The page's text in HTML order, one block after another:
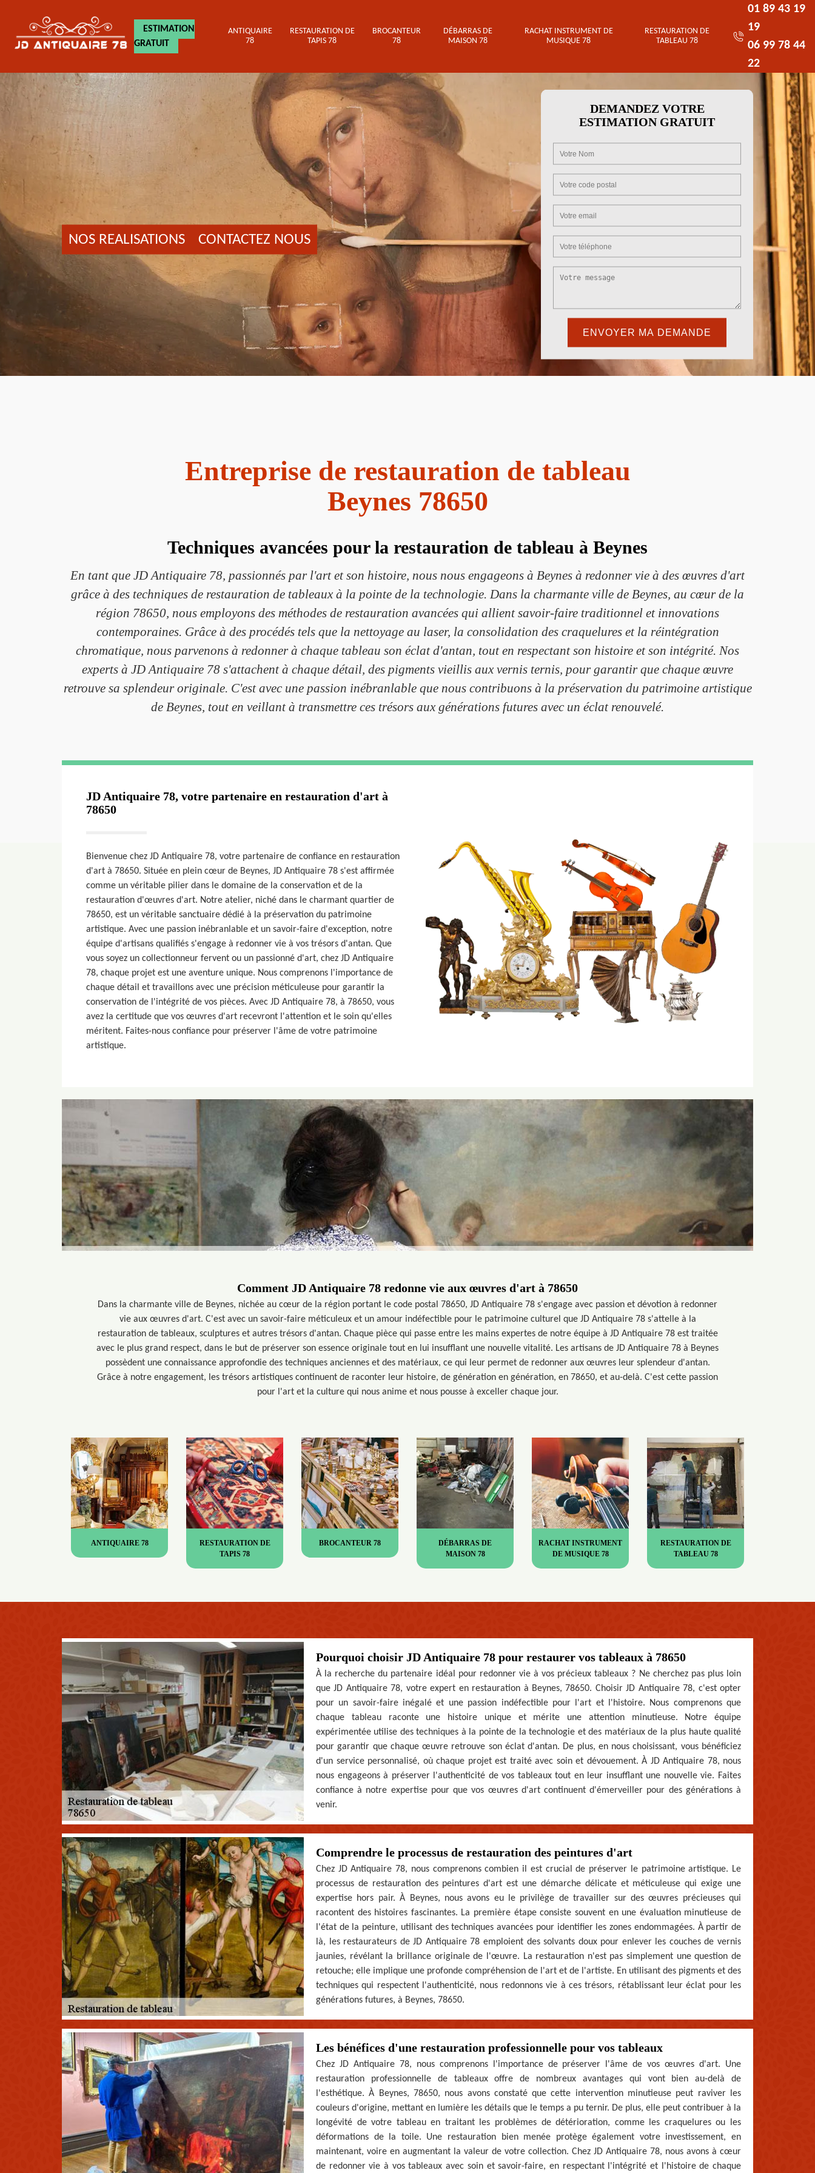
ESTIMATION
GRATUIT
ANTIQUAIRE
78
RESTAURATION DE
TAPIS 78
BROCANTEUR
78
DÉBARRAS DE
MAISON 78
RACHAT INSTRUMENT DE
MUSIQUE 78
RESTAURATION DE
TABLEAU 78
01 89 43 19
19
06 99 78 44
22
NOS REALISATIONS CONTACTEZ NOUS
DEMANDEZ VOTRE
ESTIMATION GRATUIT
Entreprise de restauration de tableau
Beynes 78650
Techniques avancées pour la restauration de tableau à Beynes
En tant que JD Antiquaire 78, passionnés par l'art et son histoire, nous nous engageons à Beynes à redonner vie à des œuvres d'art
grâce à des techniques de restauration de tableaux à la pointe de la technologie. Dans la charmante ville de Beynes, au cœur de la
région 78650, nous employons des méthodes de restauration avancées qui allient savoir-faire traditionnel et innovations
contemporaines. Grâce à des procédés tels que la nettoyage au laser, la consolidation des craquelures et la réintégration
chromatique, nous parvenons à redonner à chaque tableau son éclat d'antan, tout en respectant son histoire et son intégrité. Nos
experts à JD Antiquaire 78 s'attachent à chaque détail, des pigments vieillis aux vernis ternis, pour garantir que chaque œuvre
retrouve sa splendeur originale. C'est avec une passion inébranlable que nous contribuons à la préservation du patrimoine artistique
de Beynes, tout en veillant à transmettre ces trésors aux générations futures avec un éclat renouvelé.
JD Antiquaire 78, votre partenaire en restauration d'art à
78650
Bienvenue chez JD Antiquaire 78, votre partenaire de confiance en restauration
d'art à 78650. Située en plein cœur de Beynes, JD Antiquaire 78 s'est affirmée
comme un véritable pilier dans le domaine de la conservation et de la
restauration d'œuvres d'art. Notre atelier, niché dans le charmant quartier de
78650, est un véritable sanctuaire dédié à la préservation du patrimoine
artistique. Avec une passion inébranlable et un savoir-faire d'exception, notre
équipe d'artisans qualifiés s'engage à redonner vie à vos trésors d'antan. Que
vous soyez un collectionneur fervent ou un passionné d'art, chez JD Antiquaire
78, chaque projet est une aventure unique. Nous comprenons l'importance de
chaque détail et travaillons avec une précision méticuleuse pour garantir la
conservation de l'intégrité de vos pièces. Avec JD Antiquaire 78, à 78650, vous
avez la certitude que vos œuvres d'art recevront l'attention et le soin qu'elles
méritent. Faites-nous confiance pour préserver l'âme de votre patrimoine
artistique.
Comment JD Antiquaire 78 redonne vie aux œuvres d'art à 78650
Dans la charmante ville de Beynes, nichée au cœur de la région portant le code postal 78650, JD Antiquaire 78 s'engage avec passion et dévotion à redonner
vie aux œuvres d'art. C'est avec un savoir-faire méticuleux et un amour indéfectible pour le patrimoine culturel que JD Antiquaire 78 s'attelle à la
restauration de tableaux, sculptures et autres trésors d'antan. Chaque pièce qui passe entre les mains expertes de notre équipe à JD Antiquaire 78 est traitée
avec le plus grand respect, dans le but de préserver son essence originale tout en lui insufflant une nouvelle vitalité. Les artisans de JD Antiquaire 78 à Beynes
possèdent une connaissance approfondie des techniques anciennes et des matériaux, ce qui leur permet de redonner aux œuvres leur splendeur d'antan.
Grâce à notre engagement, les trésors artistiques continuent de raconter leur histoire, de génération en génération, en 78650, et au-delà. C'est cette passion
pour l'art et la culture qui nous anime et nous pousse à exceller chaque jour.
ANTIQUAIRE 78
RESTAURATION DE
TAPIS 78
BROCANTEUR 78
DÉBARRAS DE
MAISON 78
RACHAT INSTRUMENT
DE MUSIQUE 78
RESTAURATION DE
TABLEAU 78
Pourquoi choisir JD Antiquaire 78 pour restaurer vos tableaux à 78650
À la recherche du partenaire idéal pour redonner vie à vos précieux tableaux ? Ne cherchez pas plus loin
que JD Antiquaire 78, votre expert en restauration à Beynes, 78650. Choisir JD Antiquaire 78, c'est opter
pour un savoir-faire inégalé et une passion indéfectible pour l'art et l'histoire. Nous comprenons que
chaque tableau raconte une histoire unique et mérite une attention minutieuse. Notre équipe
expérimentée utilise des techniques à la pointe de la technologie et des matériaux de la plus haute qualité
pour garantir que chaque œuvre retrouve son éclat d'antan. De plus, en nous choisissant, vous bénéficiez
d'un service personnalisé, où chaque projet est traité avec soin et dévouement. À JD Antiquaire 78, nous
nous engageons à préserver l'authenticité de vos tableaux tout en leur insufflant une nouvelle vie. Faites
confiance à notre expertise pour que vos œuvres d'art continuent d'émerveiller pour des générations à
venir.
Comprendre le processus de restauration des peintures d'art
Chez JD Antiquaire 78, nous comprenons combien il est crucial de préserver le patrimoine artistique. Le
processus de restauration des peintures d'art est une démarche délicate et méticuleuse qui exige une
expertise hors pair. À Beynes, nous avons eu le privilège de travailler sur des œuvres précieuses qui
racontent des histoires fascinantes. La première étape consiste souvent en une évaluation minutieuse de
l'état de la peinture, utilisant des techniques avancées pour identifier les zones endommagées. À partir de
là, les restaurateurs de JD Antiquaire 78 emploient des solvants doux pour enlever les couches de vernis
jaunies, révélant la brillance originale de l'œuvre. La restauration n'est pas simplement une question de
retouche; elle implique une profonde compréhension de l'art et de l'artiste. En utilisant des pigments et des
techniques qui respectent l'authenticité, nous redonnons vie à ces trésors, rétablissant leur éclat pour les
générations futures, à Beynes, 78650.
Les bénéfices d'une restauration professionnelle pour vos tableaux
Chez JD Antiquaire 78, nous comprenons l'importance de préserver l'âme de vos œuvres d'art. Une
restauration professionnelle de tableaux offre de nombreux avantages qui vont bien au-delà de
l'esthétique. À Beynes, 78650, nous avons constaté que cette intervention minutieuse peut raviver les
couleurs d'origine, mettant en lumière les détails que le temps a pu ternir. De plus, elle peut contribuer à la
longévité de votre tableau en traitant les problèmes de détérioration, comme les craquelures ou les
déformations de la toile. Une restauration bien menée protège également votre investissement, en
maintenant, voire en augmentant la valeur de votre collection. Chez JD Antiquaire 78, nous avons à cœur
de redonner vie à vos tableaux avec soin et savoir-faire, en respectant l'intégrité et l'histoire de chaque